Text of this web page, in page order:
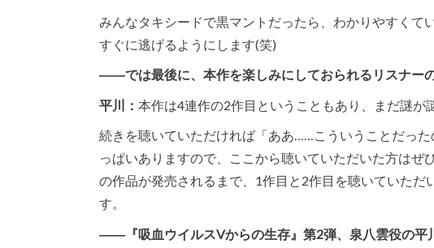
みんなタキシードで黒マントだったら、わかりやすくて
すぐに逃げるようにします(笑)
――では最後に、本作を楽しみにしておられるリスナー
平川： 本作は4連作の2作目ということもあり、まだ謎が
続きを聴いていただければ「ああ……こういうことだっ
っぱいありますので、ここから聴いていただいた方はぜ
の作品が発売されるまで、1作目と2作目を聴いていた
す。
――『吸血ウイルスVからの生存』第2弾、泉八雲役の平